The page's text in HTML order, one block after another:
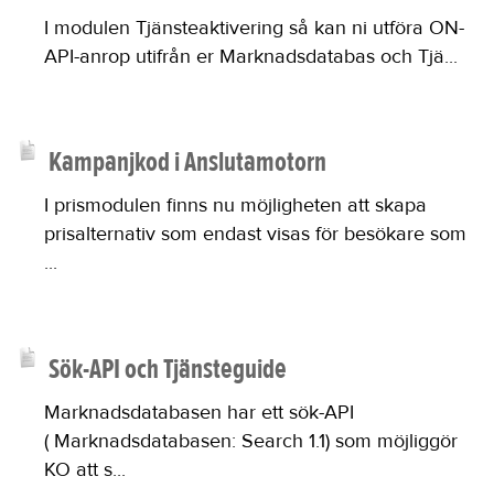
I modulen Tjänsteaktivering så kan ni utföra ON-
API-anrop utifrån er Marknadsdatabas och Tjä...
Kampanjkod i Anslutamotorn
I prismodulen finns nu möjligheten att skapa
prisalternativ som endast visas för besökare som
...
Sök-API och Tjänsteguide
Marknadsdatabasen har ett sök-API
( Marknadsdatabasen: Search 1.1) som möjliggör
KO att s...